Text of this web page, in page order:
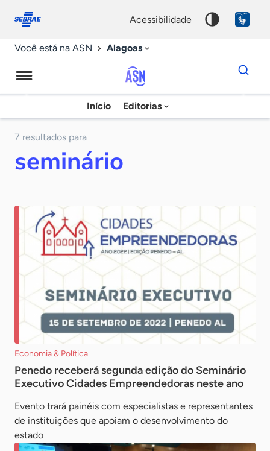
conosco
acessibilidade
Você está na ASN Alagoas
Agência
Sebrae
Início Editorias
Dados
para
chave
7 resultados para
seminário
Economia & Política
Penedo receberá segunda edição do Seminário
Executivo Cidades Empreendedoras neste ano
Evento trará painéis com especialistas e representantes
de instituições que apoiam o desenvolvimento do
estado